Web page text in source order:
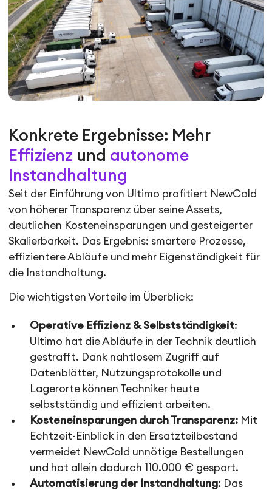
Konkrete Ergebnisse: Mehr
Effizienz und autonome
Instandhaltung
Seit der Einführung von Ultimo profitiert NewCold
von höherer Transparenz über seine Assets,
deutlichen Kosteneinsparungen und gesteigerter
Skalierbarkeit. Das Ergebnis: smartere Prozesse,
effizientere Abläufe und mehr Eigenständigkeit für
die Instandhaltung.
Die wichtigsten Vorteile im Überblick:
Operative Effizienz & Selbstständigkeit:
Ultimo hat die Abläufe in der Technik deutlich
gestrafft. Dank nahtlosem Zugriff auf
Datenblätter, Nutzungsprotokolle und
Lagerorte können Techniker heute
selbstständig und effizient arbeiten.
Kosteneinsparungen durch Transparenz: Mit
Echtzeit-Einblick in den Ersatzteilbestand
vermeidet NewCold unnötige Bestellungen
und hat allein dadurch 110.000 € gespart.
Automatisierung der Instandhaltung: Das